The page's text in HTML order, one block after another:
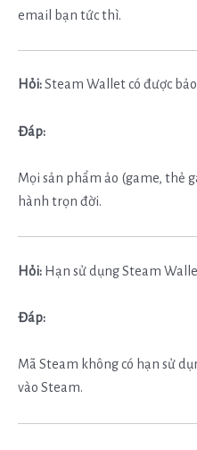
email bạn tức thì.
Hỏi:Steam Wallet có được
Đáp:
Mọi sản phẩm ảo (game, thẻ
hành trọn đời.
Hỏi: Hạn sử dụng Steam
Đáp:
Mã Steam không có hạn sử
vào Steam.